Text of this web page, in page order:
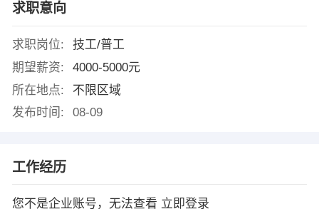
求职意向
求职岗位:
技工/普工
期望薪资:
4000-5000元
所在地点:
不限区域
发布时间:
08-09
工作经历
您不是企业账号，无法查看 立即登录